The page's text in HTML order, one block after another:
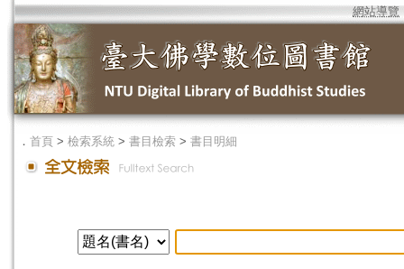
網站導覽
． 首頁 > 檢索系統 > 書目檢索 > 書目明細